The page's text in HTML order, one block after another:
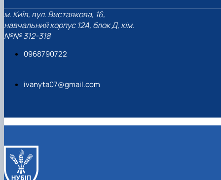
м. Київ, вул. Виставкова, 16,
навчальний корпус 12А, блок Д, кім.
№№ 312-318
0968790722
ivanyta07@gmail.com